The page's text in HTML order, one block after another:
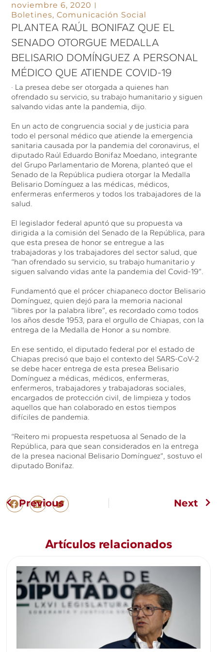
noviembre 6, 2020
Boletines,Comunicación Social
PLANTEA RAÚL BONIFAZ QUE EL
SENADO OTORGUE MEDALLA
BELISARIO DOMÍNGUEZ A PERSONAL
MÉDICO QUE ATIENDE COVID-19
· La presea debe ser otorgada a quienes han
ofrendado su servicio, su trabajo humanitario y siguen
salvando vidas ante la pandemia, dijo.
En un acto de congruencia social y de justicia para
todo el personal médico que atiende la emergencia
sanitaria causada por la pandemia del coronavirus, el
diputado Raúl Eduardo Bonifaz Moedano, integrante
del Grupo Parlamentario de Morena, planteó que el
Senado de la República pudiera otorgar la Medalla
Belisario Domínguez a las médicas, médicos,
enfermeras enfermeros y todos los trabajadores de la
salud.
El legislador federal apuntó que su propuesta va
dirigida a la comisión del Senado de la República, para
que esta presea de honor se entregue a las
trabajadoras y los trabajadores del sector salud, que
“han ofrendado su servicio, su trabajo humanitario y
siguen salvando vidas ante la pandemia del Covid-19”.
Fundamentó que el prócer chiapaneco doctor Belisario
Domínguez, quien dejó para la memoria nacional
“libres por la palabra libre”, es recordado como todos
los años desde 1953, para el orgullo de Chiapas, con la
entrega de la Medalla de Honor a su nombre.
En ese sentido, el diputado federal por el estado de
Chiapas precisó que bajo el contexto del SARS-CoV-2
se debe hacer entrega de esta presea Belisario
Domínguez a médicas, médicos, enfermeras,
enfermeros, trabajadores y trabajadoras sociales,
encargados de protección civil, de limpieza y todos
aquellos que han colaborado en estos tiempos
difíciles de pandemia.
“Reitero mi propuesta respetuosa al Senado de la
República, para que sean considerados en la entrega
de la presea nacional Belisario Domínguez”, sostuvo el
diputado Bonifaz.
Previous Next
Artículos relacionados